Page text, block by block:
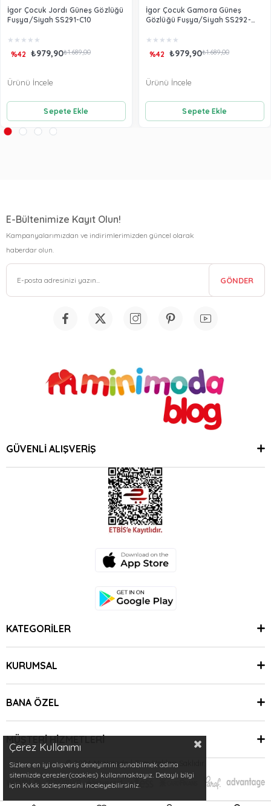
İgor Çocuk Jordı Güneş Gözlüğü
Fuşya/Siyah SS291-C10
★ ★ ★ ★ ★
₺979,90₺1.689,00
%42
Sepete Ekle
Ürünü İncele
İgor Çocuk Gamora Güneş
Gözlüğü Fuşya/Siyah SS292-
★ ★ ★ ★ ★
₺979,90₺1.689,00
%42
Sepete Ekle
Ürünü İncele
E-Bültenimize Kayıt Olun!
Kampanyalarımızdan ve indirimlerimizden güncel olarak
haberdar olun.
GÖNDER
GÜVENLİ ALIŞVERİŞ
KATEGORİLER
KURUMSAL
BANA ÖZEL
MÜŞTERİ HİZMETLERİ
© 2024 Minimoda | Tüm Hakları Saklıdır.
Çerez Kullanımı
Sizlere en iyi alışveriş deneyimini sunabilmek adına
sitemizde çerezler(cookies) kullanmaktayız. Detaylı bilgi
için Kvkk sözleşmesini inceleyebilirsiniz.